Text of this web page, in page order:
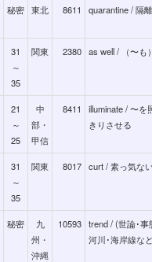
秘密 東北 8611 quarantine / 隔
31
～
35
関東 2380 as well / （〜も
21
～
25
中
部・
甲信
8411
illuminate / 〜
きりさせる
31
～
35
関東 8017 curt / 素っ気な
秘密
九
州・
沖縄
10593 trend / (世論･
河川･海岸線な